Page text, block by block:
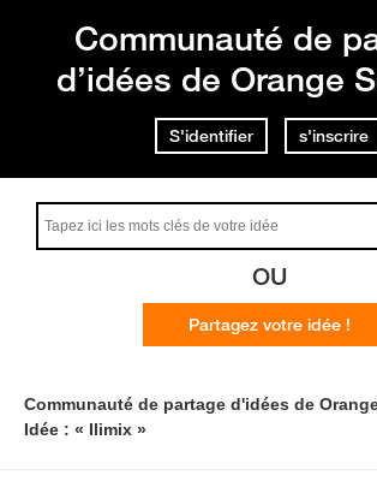
Communauté de
d’idées de Orange
S'identifier s'inscrire
OU
Partagez votre idée !
Communauté de partage d'idées de
Idée : « Ilimix »